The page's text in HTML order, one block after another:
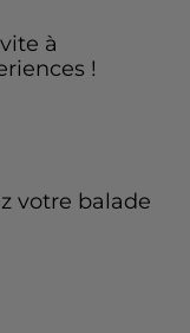
à
!
votre balade